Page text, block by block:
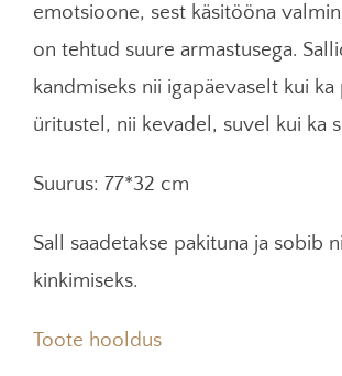
emotsioone, sest käsitööna
on tehtud suure armastusega.
kandmiseks nii igapäevaselt kui ka
üritustel, nii kevadel, suvel kui ka
Suurus: 77*32 cm
Sall saadetakse pakituna ja sobib
kinkimiseks.
Toote hooldus